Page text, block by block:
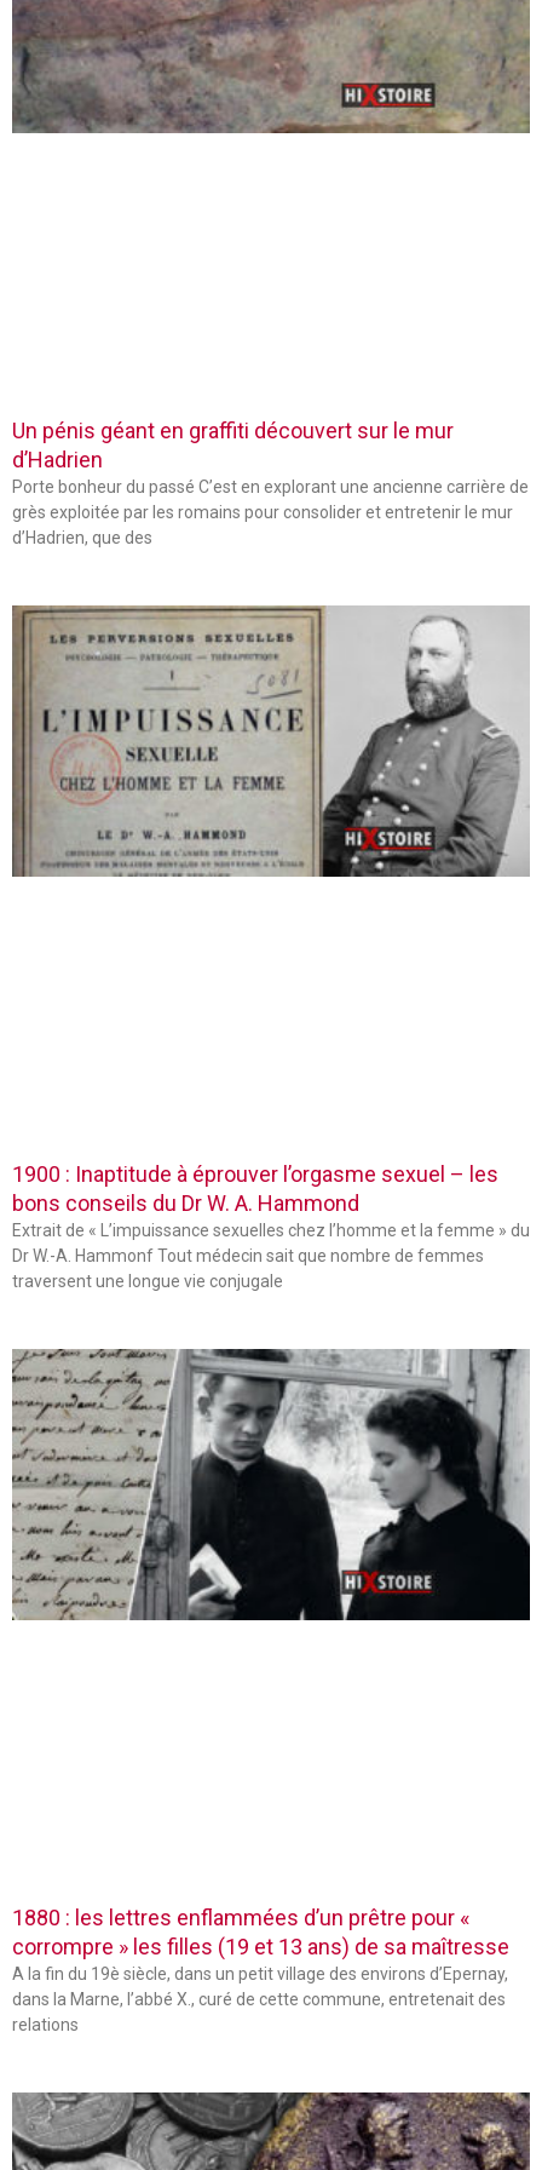
Un pénis géant en graffiti découvert sur le mur
d’Hadrien
Porte bonheur du passé C’est en explorant une ancienne carrière de
grès exploitée par les romains pour consolider et entretenir le mur
d’Hadrien, que des
1900 : Inaptitude à éprouver l’orgasme sexuel – les
bons conseils du Dr W. A. Hammond
Extrait de « L’impuissance sexuelles chez l’homme et la femme » du
Dr W.-A. Hammonf Tout médecin sait que nombre de femmes
traversent une longue vie conjugale
1880 : les lettres enflammées d’un prêtre pour «
corrompre » les filles (19 et 13 ans) de sa maîtresse
A la fin du 19è siècle, dans un petit village des environs d’Epernay,
dans la Marne, l’abbé X., curé de cette commune, entretenait des
relations